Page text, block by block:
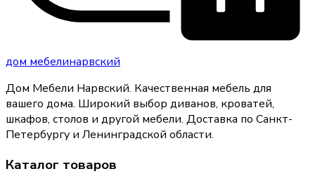
доммебелинарвский
Дом Мебели Нарвский. Качественная мебель для
вашего дома. Широкий выбор диванов, кроватей,
шкафов, столов и другой мебели. Доставка по Санкт-
Петербургу и Ленинградской области.
Каталог товаров